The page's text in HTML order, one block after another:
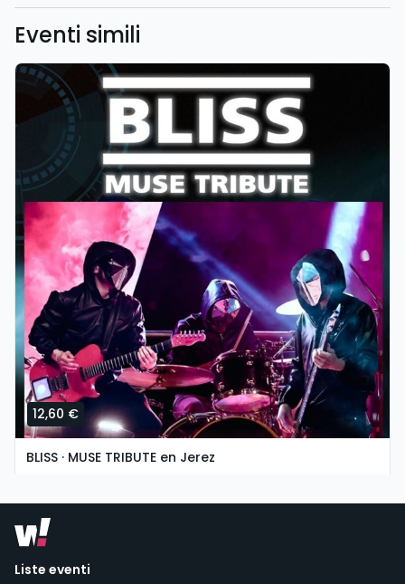
Eventi simili
12,60 €
BLISS · MUSE TRIBUTE en Jerez
Liste eventi